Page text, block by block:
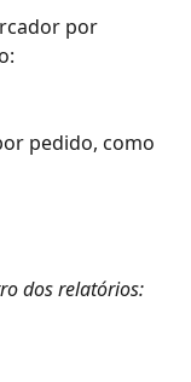
por
pedido, como
dos relatórios: